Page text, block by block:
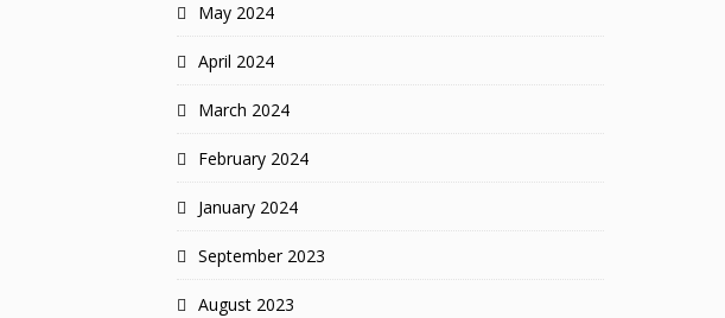
May 2024
April 2024
March 2024
February 2024
January 2024
September 2023
August 2023